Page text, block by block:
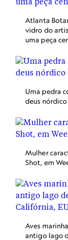
Atlanta
vidro do
uma peça
de Atlanta,
um jardim
"secreto",
espaço
arte,
Uma pedra
deus
Mulher
Shot, em
Aves
antigo lago